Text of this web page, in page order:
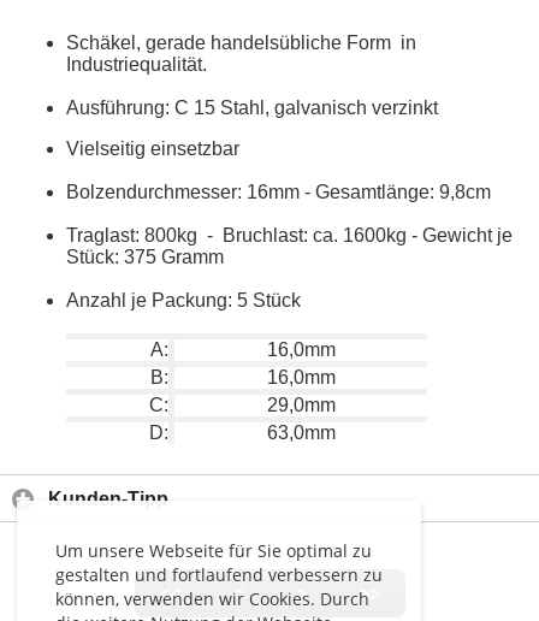
Um unsere Webseite für Sie optimal zu
gestalten und fortlaufend verbessern zu
können, verwenden wir Cookies. Durch
Schäkel, gerade handelsübliche Form in
Industriequalität.
Ausführung: C 15 Stahl, galvanisch verzinkt
Vielseitig einsetzbar
Bolzendurchmesser: 16mm - Gesamtlänge: 9,8cm
Traglast: 800kg - Bruchlast: ca. 1600kg - Gewicht je
Stück: 375 Gramm
Anzahl je Packung: 5 Stück
A:
16,0mm
B:
16,0mm
C:
29,0mm
D:
63,0mm
Kunden-Tipp
<< < > >>